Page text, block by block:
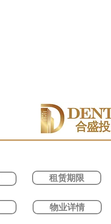
租赁期限
物业详情